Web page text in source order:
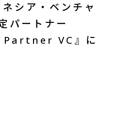
シア・ベンチャ
パートナー
VC』に